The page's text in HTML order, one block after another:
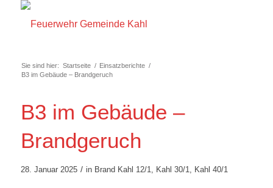
Sie sind hier: Startseite / Einsatzberichte /
B3 im Gebäude – Brandgeruch
B3 im Gebäude –
Brandgeruch
28. Januar 2025 / in Brand Kahl 12/1, Kahl 30/1, Kahl 40/1